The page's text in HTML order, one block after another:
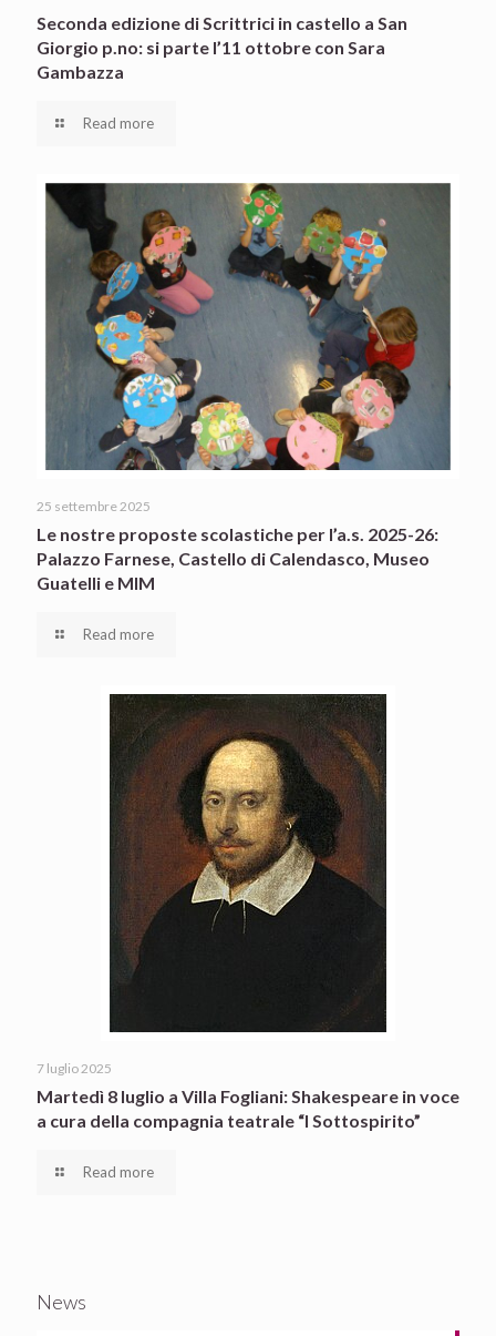
Seconda edizione di Scrittrici in castello a San
Giorgio p.no: si parte l’11 ottobre con Sara
Gambazza
Read more
25 settembre 2025
Le nostre proposte scolastiche per l’a.s. 2025-26:
Palazzo Farnese, Castello di Calendasco, Museo
Guatelli e MIM
Read more
7 luglio 2025
Martedì 8 luglio a Villa Fogliani: Shakespeare in voce
a cura della compagnia teatrale “I Sottospirito”
Read more
News